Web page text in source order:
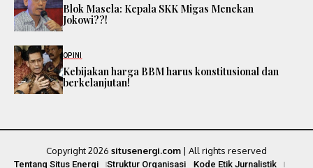
Blok Masela: Kepala SKK Migas Menekan
Jokowi??!
OPINI
Kebijakan harga BBM harus konstitusional dan
berkelanjutan!
Copyright 2026 situsenergi.com | All rights reserved
Tentang Situs Energi Struktur Organisasi Kode Etik Jurnalistik